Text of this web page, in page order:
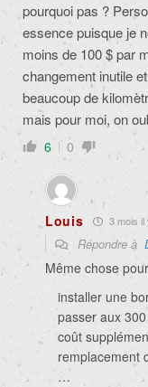
pourquoi pas ?
essence puisque je
moins de 100 $ par
changement inutile
beaucoup de
mais pour moi, on
6 0
Louis 3 mois il
Répondre à
Même chose
installer une
passer aux
coût
remplacement
…